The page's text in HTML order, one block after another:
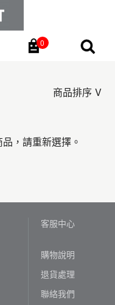
0
商品排序
，請重新選擇。
客服中心
購物說明
退貨處理
聯絡我們